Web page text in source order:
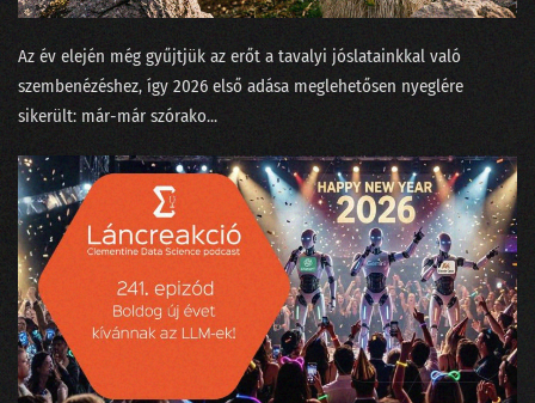
12. Nem elég robotnak lenni, annak is kell látszani!
10. Meztelenek és holtak az adattudományban
09. Transformerek a bullshit-generálás szolgálatában
08. Csokit az ikreknek, pontot a szépeknek!
07. A legpontosabb óra az, ami egy helyben áll
06. Mindenki álljon az egyik kapufa mellé!
Az év elején még gyűjtjük az erőt a tavalyi jóslatainkkal való
szembenézéshez, így 2026 első adása meglehetősen nyeglére
sikerült: már-már szórako...